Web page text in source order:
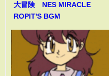
大冒険 NES MIRACLE
ROPIT'S BGM